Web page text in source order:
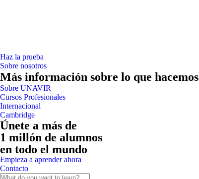
Haz la prueba
Sobre nosotros
Más información sobre lo que hacemos
Sobre UNAVIR
Cursos Profesionales
Internacional
Cambridge
Únete a más de
1 millón de alumnos
en todo el mundo
Empieza a aprender ahora
Contacto